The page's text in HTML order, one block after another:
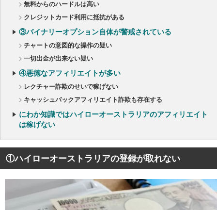
無料からのハードルは高い
クレジットカード利用に抵抗がある
③バイナリーオプション自体が警戒されている
チャートの意図的な操作の疑い
一切出金が出来ない疑い
④悪徳なアフィリエイトが多い
レクチャー詐欺のせいで稼げない
キャッシュバックアフィリエイト詐欺も存在する
にわか知識ではハイローオーストラリアのアフィリエイト
は稼げない
①ハイローオーストラリアの登録が取れない